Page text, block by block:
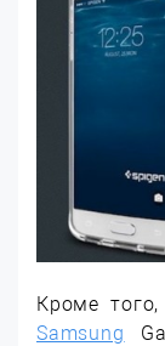
Кроме
Samsung